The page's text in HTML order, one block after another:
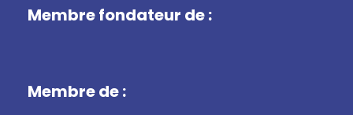
Membre fondateur de :
Membre de :